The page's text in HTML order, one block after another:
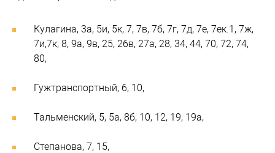
Кулагина, 3а, 5и, 5к, 7, 7в, 7б, 7г, 7д, 7е, 7ек.1, 7ж,
7и,7к, 8, 9а, 9в, 25, 26в, 27а, 28, 34, 44, 70, 72, 74,
80,
Гужтранспортный, 6, 10,
Тальменский, 5, 5а, 8б, 10, 12, 19, 19а,
Степанова, 7, 15,